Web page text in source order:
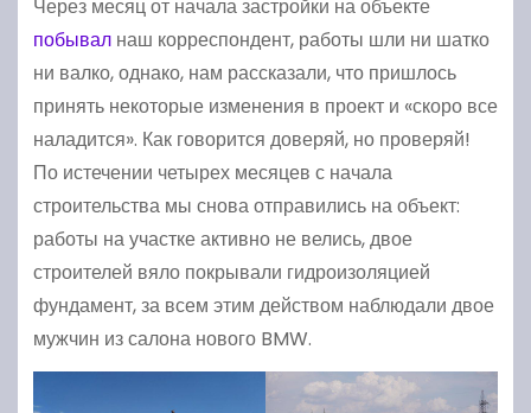
Через месяц от начала застройки на объекте
побывал наш корреспондент, работы шли ни шатко
ни валко, однако, нам рассказали, что пришлось
принять некоторые изменения в проект и «скоро все
наладится». Как говорится доверяй, но проверяй!
По истечении четырех месяцев с начала
строительства мы снова отправились на объект:
работы на участке активно не велись, двое
строителей вяло покрывали гидроизоляцией
фундамент, за всем этим действом наблюдали двое
мужчин из салона нового BMW.